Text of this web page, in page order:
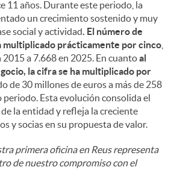
11 años. Durante este periodo, la
un crecimiento sostenido y muy
social y actividad. El número de
multiplicado prácticamente por cinco
2015 a 7.668 en 2025. En cuantoal
la cifra se ha multiplicado por
de 30 millones de euros a más de 258
periodo. Esta evolución consolida el
la entidad y refleja la creciente
y socias en su propuesta de valor.
primera oficina en Reus representa
de nuestro compromiso con el